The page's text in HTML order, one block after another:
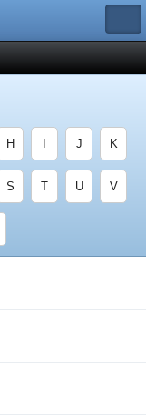
H J K
S T U V